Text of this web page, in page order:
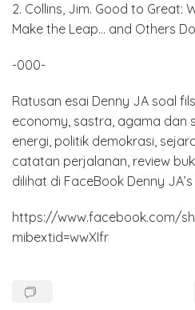
2. Collins, Jim. Good to Great:
Make the Leap… and Others
-000-
Ratusan esai Denny JA soal
economy, sastra, agama dan
energi, politik demokrasi,
catatan perjalanan, review
dilihat di FaceBook Denny
https://www.facebook.com/
mibextid=wwXIfr